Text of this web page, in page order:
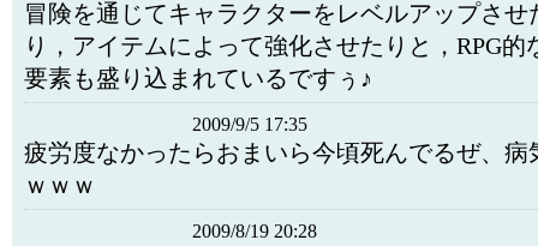
冒険を通じてキャラクターをレベルアップさせ
り，アイテムによって強化させたりと，RPG的
要素も盛り込まれているですぅ♪
2009/9/5 17:35
疲労度なかったらおまいら今頃死んでるぜ、病
ｗｗｗ
2009/8/19 20:28